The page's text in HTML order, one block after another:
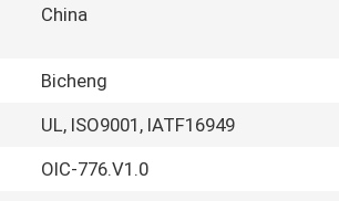
China
Bicheng
UL, ISO9001, IATF16949
OIC-776.V1.0